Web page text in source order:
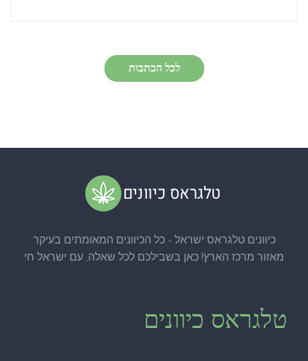
לכל הכתבות
כיוונים טלגראס ישראל - כל הכיוונים המאומתים בעיקר
מאזור מרכז הארץ! כאן בשבילכם לכל שאלה, עם ישראל חי
טלגראס כיוונים